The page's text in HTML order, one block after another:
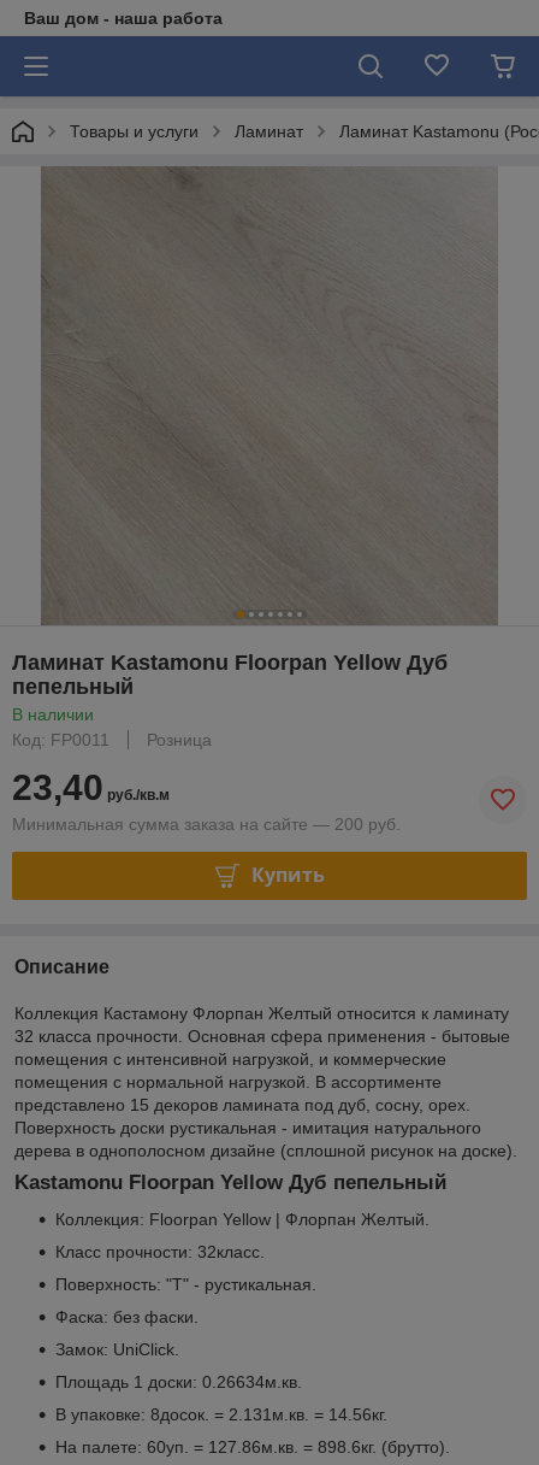
Ваш дом - наша работа
Товары и услуги Ламинат Ламинат Kastamonu
Ламинат Kastamonu Floorpan Yellow Дуб
пепельный
В наличии
Код: FP0011
Розница
23,40 руб./кв.м
Минимальная сумма заказа на сайте — 200 руб.
Купить
Описание
Коллекция Кастамону Флорпан Желтый относится к ламинату
32 класса прочности. Основная сфера применения - бытовые
помещения с интенсивной нагрузкой, и коммерческие
помещения с нормальной нагрузкой. В ассортименте
представлено 15 декоров ламината под дуб, сосну, орех.
Поверхность доски рустикальная - имитация натурального
дерева в однополосном дизайне (сплошной рисунок на доске).
Kastamonu Floorpan Yellow Дуб пепельный
Коллекция: Floorpan Yellow | Флорпан Желтый.
Класс прочности: 32класс.
Поверхность: "Т" - рустикальная.
Фаска: без фаски.
Замок: UniClick.
Площадь 1 доски: 0.26634м.кв.
В упаковке: 8досок. = 2.131м.кв. = 14.56кг.
На палете: 60уп. = 127.86м.кв. = 898.6кг. (брутто).